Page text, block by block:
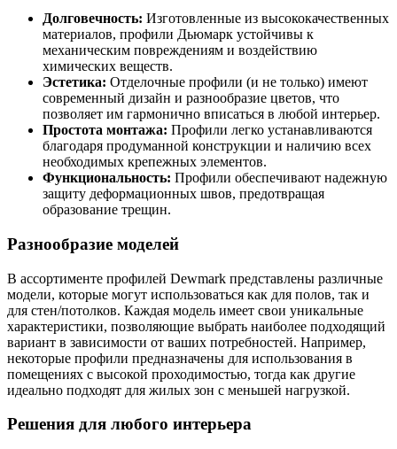
Долговечность: Изготовленные из высококачественных
материалов, профили Дьюмарк устойчивы к
механическим повреждениям и воздействию
химических веществ.
Эстетика: Отделочные профили (и не только) имеют
современный дизайн и разнообразие цветов, что
позволяет им гармонично вписаться в любой интерьер.
Простота монтажа: Профили легко устанавливаются
благодаря продуманной конструкции и наличию всех
необходимых крепежных элементов.
Функциональность: Профили обеспечивают надежную
защиту деформационных швов, предотвращая
образование трещин.
Разнообразие моделей
В ассортименте профилей Dewmark представлены различные
модели, которые могут использоваться как для полов, так и
для стен/потолков. Каждая модель имеет свои уникальные
характеристики, позволяющие выбрать наиболее подходящий
вариант в зависимости от ваших потребностей. Например,
некоторые профили предназначены для использования в
помещениях с высокой проходимостью, тогда как другие
идеально подходят для жилых зон с меньшей нагрузкой.
Решения для любого интерьера